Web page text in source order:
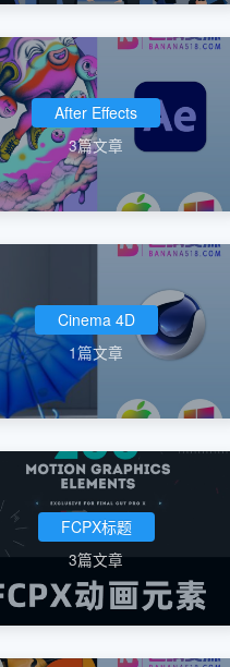
After Effects
3篇文章
Cinema 4D
1篇文章
FCPX标题
3篇文章